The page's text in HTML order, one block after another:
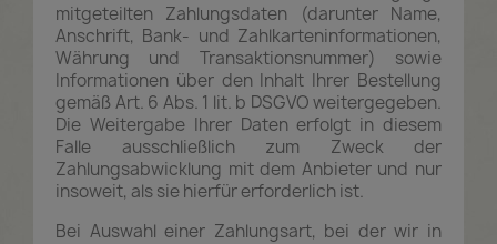
mitgeteilten Zahlungsdaten (darunter Name,
Anschrift, Bank- und Zahlkarteninformationen,
Währung und Transaktionsnummer) sowie
Informationen über den Inhalt Ihrer Bestellung
gemäß Art. 6 Abs. 1 lit. b DSGVO weitergegeben.
Die Weitergabe Ihrer Daten erfolgt in diesem
Falle ausschließlich zum Zweck der
Zahlungsabwicklung mit dem Anbieter und nur
insoweit, als sie hierfür erforderlich ist.
Bei Auswahl einer Zahlungsart, bei der wir in